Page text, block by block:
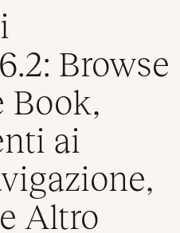
Browse
Book,
ai
Altro